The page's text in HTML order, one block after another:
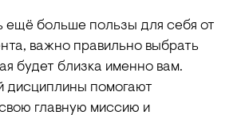
ещё больше пользы для себя от
важно правильно выбрать
будет близка именно вам.
дисциплины помогают
главную миссию и